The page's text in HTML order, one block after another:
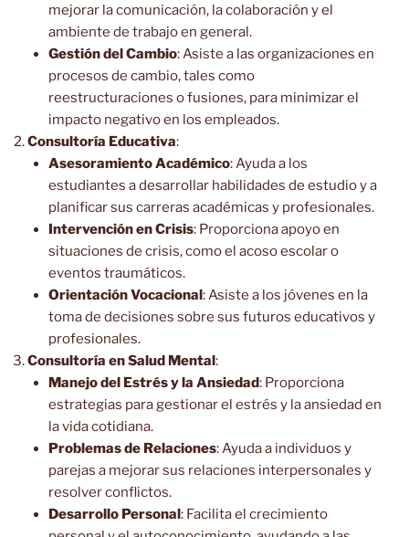
mejorar la comunicación, la colaboración y el
ambiente de trabajo en general.
Gestión del Cambio: Asiste a las organizaciones en
procesos de cambio, tales como
reestructuraciones o fusiones, para minimizar el
impacto negativo en los empleados.
Consultoría Educativa:
Asesoramiento Académico: Ayuda a los
estudiantes a desarrollar habilidades de estudio y a
planificar sus carreras académicas y profesionales.
Intervención en Crisis: Proporciona apoyo en
situaciones de crisis, como el acoso escolar o
eventos traumáticos.
Orientación Vocacional: Asiste a los jóvenes en la
toma de decisiones sobre sus futuros educativos y
profesionales.
Consultoría en Salud Mental:
Manejo del Estrés y la Ansiedad: Proporciona
estrategias para gestionar el estrés y la ansiedad en
la vida cotidiana.
Problemas de Relaciones: Ayuda a individuos y
parejas a mejorar sus relaciones interpersonales y
resolver conflictos.
Desarrollo Personal: Facilita el crecimiento